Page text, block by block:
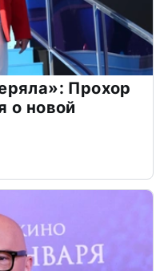
Прохор
о новой